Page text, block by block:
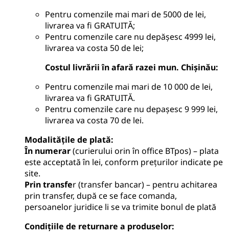
Pentru comenzile mai mari de 5000 de lei,
livrarea va fi GRATUITĂ;
Pentru comenzile care nu depășesc 4999 lei,
livrarea va costa 50 de lei;
Costul livrării în afară razei mun. Chișinău:
Pentru comenzile mai mari de 10 000 de lei,
livrarea va fi GRATUITĂ.
Pentru comenzile care nu depașesc 9 999 lei,
livrarea va costa 70 de lei.
Modalitățile de plată:
În numerar(curierului orin în office BTpos) – plata
este acceptată în lei, conform prețurilor indicate pe
site.
Prin transfer (transfer bancar) – pentru achitarea
prin transfer, după ce se face comanda,
persoanelor juridice li se va trimite bonul de plată
Condițiile de returnare a produselor: